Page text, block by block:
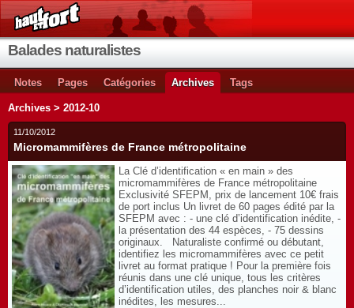
Balades naturalistes
Notes Pages Catégories Archives Tags
Archives > 2012-10
11/10/2012
Micromammifères de France métropolitaine
La Clé d’identification « en main » des
micromammifères de France métropolitaine
Exclusivité SFEPM, prix de lancement 10€ frais
de port inclus Un livret de 60 pages édité par la
SFEPM avec : - une clé d’identification inédite, -
la présentation des 44 espèces, - 75 dessins
originaux. Naturaliste confirmé ou débutant,
identifiez les micromammifères avec ce petit
livret au format pratique ! Pour la première fois
réunis dans une clé unique, tous les critères
d’identification utiles, des planches noir & blanc
inédites, les mesures...